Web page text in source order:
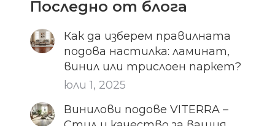
Последно от блога
Как да изберем правилната
подова настилка: ламинат,
винил или трислоен паркет?
юли 1, 2025
Винилови подове VITERRA –